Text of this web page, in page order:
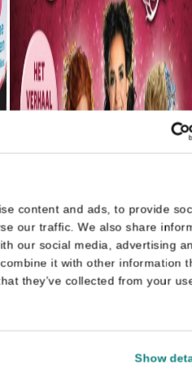
content and ads, to provide
our traffic. We also share
our social media, advertising
it with other information
they’ve collected from your
Show